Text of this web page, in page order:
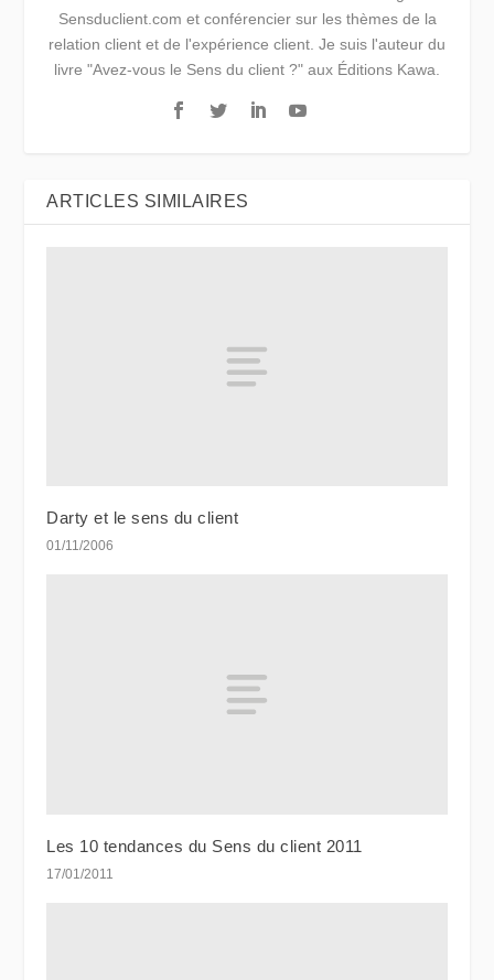
Sensduclient.com et conférencier sur les thèmes de la
relation client et de l'expérience client. Je suis l'auteur du
livre "Avez-vous le Sens du client ?" aux Éditions Kawa.
ARTICLES SIMILAIRES
Darty et le sens du client
01/11/2006
Les 10 tendances du Sens du client 2011
17/01/2011